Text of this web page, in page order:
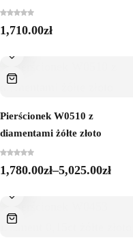
1,710.00zł
Pierścionek W0510 z
diamentami żółte złoto
1,780.00zł–5,025.00zł